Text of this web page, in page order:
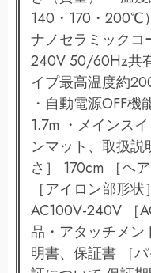
140・170・200℃
ナノセラミックコ
240V 50/60Hz共
イプ最高温度約
・自動電源OFF
1.7m ・メインス
ンマット、取扱
さ］ 170cm ［ヘ
［アイロン部形
AC100V-240V ［
品・アタッチメ
明書、保証書 ［